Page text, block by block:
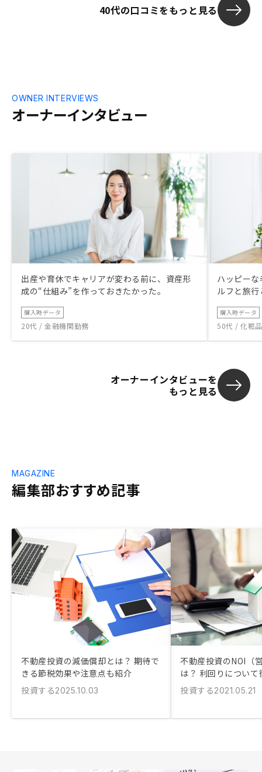
介して頂く物件数がもう少し多いといいと
40代の口コミをもっと見る
オーナーインタビュー
OWNER INTERVIEWS
出産や育休でキャリアが変わる前に、資産形
成の“仕組み”を作っておきたかった。
購入時データ
20代 / 金融機関勤務
ハッピー
ルフと旅
購入時データ
50代 / 化粧
オーナーインタビューを
もっと見る
編集部おすすめ記事
MAGAZINE
不動産投資の減価償却とは？ 期待で
きる節税効果や注意点も紹介
投資する2025.10.03
不動産投資のNOI（
は？ 利回りについて
投資する2021.05.21